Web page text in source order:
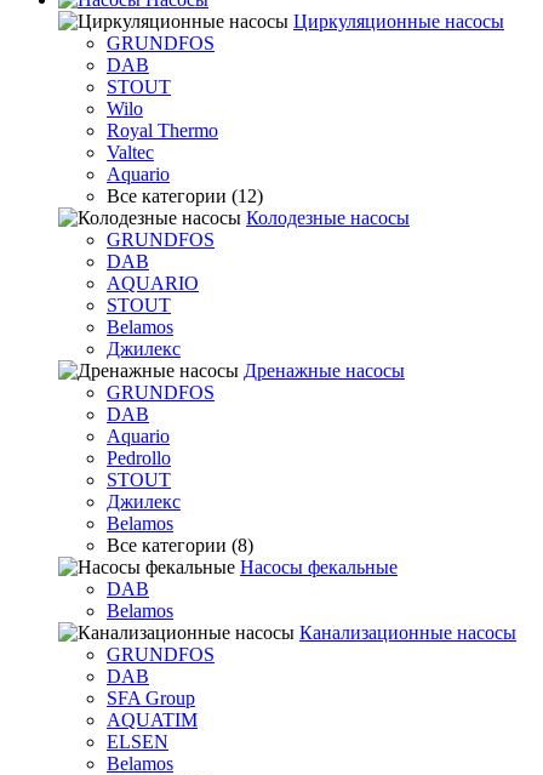
Циркуляционные насосы
GRUNDFOS
DAB
STOUT
Wilo
Royal Thermo
Valtec
Aquario
Все категории (12)
Колодезные насосы
GRUNDFOS
DAB
AQUARIO
STOUT
Belamos
Джилекс
Дренажные насосы
GRUNDFOS
DAB
Aquario
Pedrollo
STOUT
Джилекс
Belamos
Все категории (8)
Насосы фекальные
DAB
Belamos
Канализационные насосы
GRUNDFOS
DAB
SFA Group
AQUATIM
ELSEN
Belamos